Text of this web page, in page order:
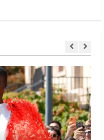
passaporte digital na
2026